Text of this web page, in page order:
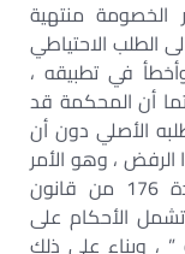
الخصومة منتهية
الطلب الاحتياطي
في تطبيقه ،
أن المحكمة قد
الأصلي دون أن
، وهو الأمر
الذي يشكل مخالفة صريحة لنص المادة 176 من قانون
الأحكام على
” ، وبناء على ذلك